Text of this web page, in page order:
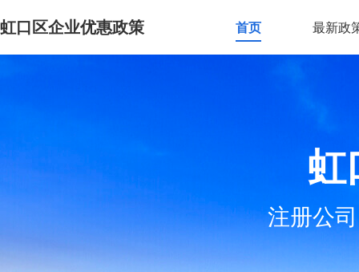
虹口区企业优惠政策 首页 最新政
虹
注册公